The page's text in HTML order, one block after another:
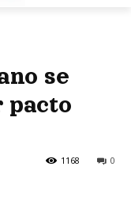
se
pacto
0
1168